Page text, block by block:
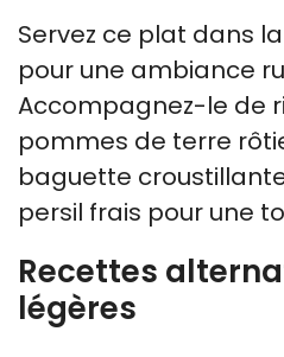
Servez ce plat dans
pour une ambiance
Accompagnez-le de
pommes de terre
baguette
persil frais pour une
Recettes
légères